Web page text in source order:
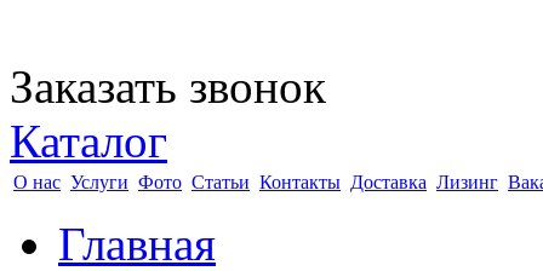
Заказать звонок
Каталог
О нас Услуги Фото Статьи Контакты Доставка Лизинг
Главная